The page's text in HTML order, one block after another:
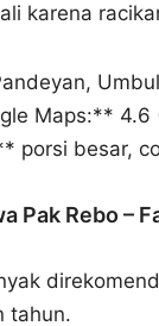
karena
Maps:** 4.6
porsi besar,
Pak Rebo –
tahun.